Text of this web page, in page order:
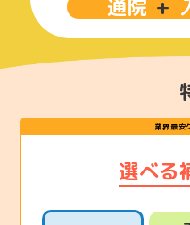
通院 +
業界最安
選べる